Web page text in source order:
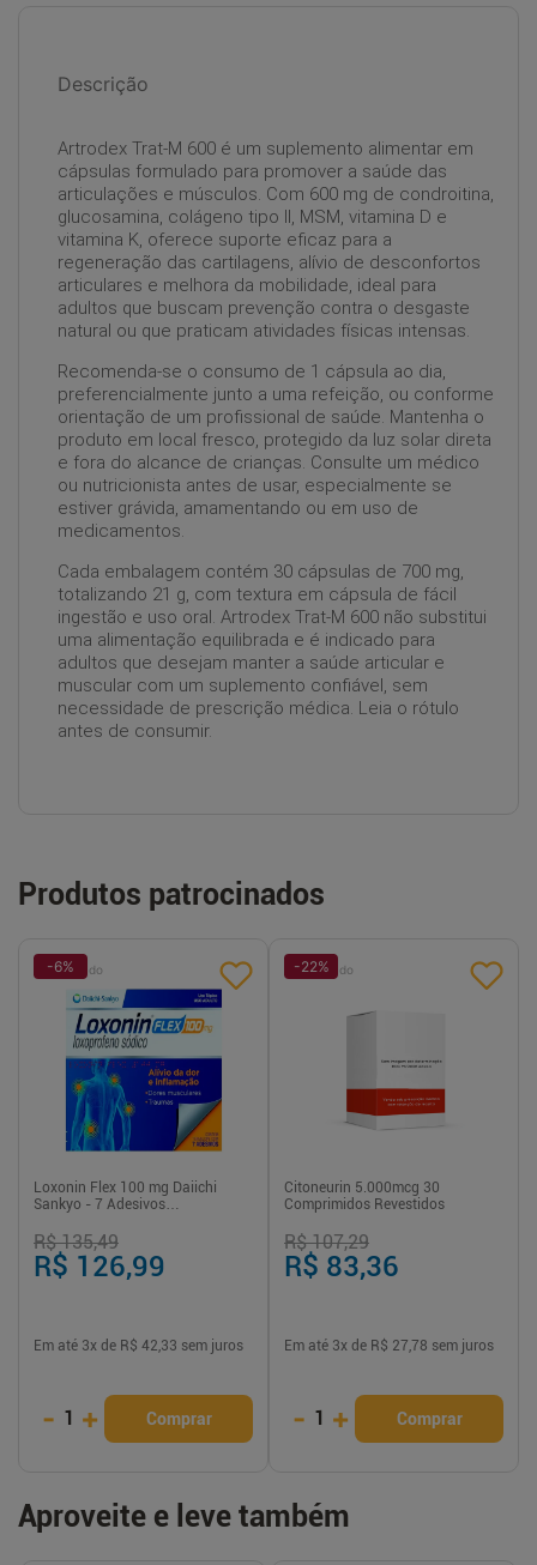
Descrição
Artrodex Trat-M 600 é um suplemento alimentar em
cápsulas formulado para promover a saúde das
articulações e músculos. Com 600 mg de condroitina,
glucosamina, colágeno tipo II, MSM, vitamina D e
vitamina K, oferece suporte eficaz para a
regeneração das cartilagens, alívio de desconfortos
articulares e melhora da mobilidade, ideal para
adultos que buscam prevenção contra o desgaste
natural ou que praticam atividades físicas intensas.
Recomenda-se o consumo de 1 cápsula ao dia,
preferencialmente junto a uma refeição, ou conforme
orientação de um profissional de saúde. Mantenha o
produto em local fresco, protegido da luz solar direta
e fora do alcance de crianças. Consulte um médico
ou nutricionista antes de usar, especialmente se
estiver grávida, amamentando ou em uso de
medicamentos.
Cada embalagem contém 30 cápsulas de 700 mg,
totalizando 21 g, com textura em cápsula de fácil
ingestão e uso oral. Artrodex Trat-M 600 não substitui
uma alimentação equilibrada e é indicado para
adultos que desejam manter a saúde articular e
muscular com um suplemento confiável, sem
necessidade de prescrição médica. Leia o rótulo
antes de consumir.
Produtos patrocinados
Patrocinado
-6%
Loxonin Flex 100 mg Daiichi
Sankyo - 7 Adesivos
R$ 135,49
R$ 126,99
Em até 3x de R$ 42,33 sem juros
- 1 + Comprar
Patrocinado
-22%
Citoneurin 5.000mcg 30
Comprimidos Revestidos
R$ 107,29
R$ 83,36
Em até 3x de R$ 27,78 sem juros
- 1 + Comprar
Aproveite e leve também